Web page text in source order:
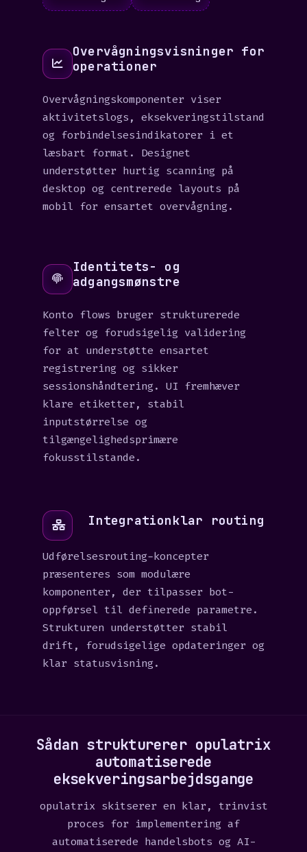
Overvågningsvisninger for
operationer
Overvågningskomponenter viser
aktivitetslogs, eksekveringstilstand
og forbindelsesindikatorer i et
læsbart format. Designet
understøtter hurtig scanning på
desktop og centrerede layouts på
mobil for ensartet overvågning.
Identitets- og
adgangsmønstre
Konto flows bruger strukturerede
felter og forudsigelig validering
for at understøtte ensartet
registrering og sikker
sessionshåndtering. UI fremhæver
klare etiketter, stabil
inputstørrelse og
tilgængelighedsprimære
fokusstilstande.
Integrationklar routing
Udførelsesrouting-koncepter
præsenteres som modulære
komponenter, der tilpasser bot-
oppførsel til definerede parametre.
Strukturen understøtter stabil
drift, forudsigelige opdateringer og
klar statusvisning.
Sådan strukturerer opulatrix
automatiserede
eksekveringsarbejdsgange
opulatrix skitserer en klar, trinvist
proces for implementering af
automatiserede handelsbots og AI-